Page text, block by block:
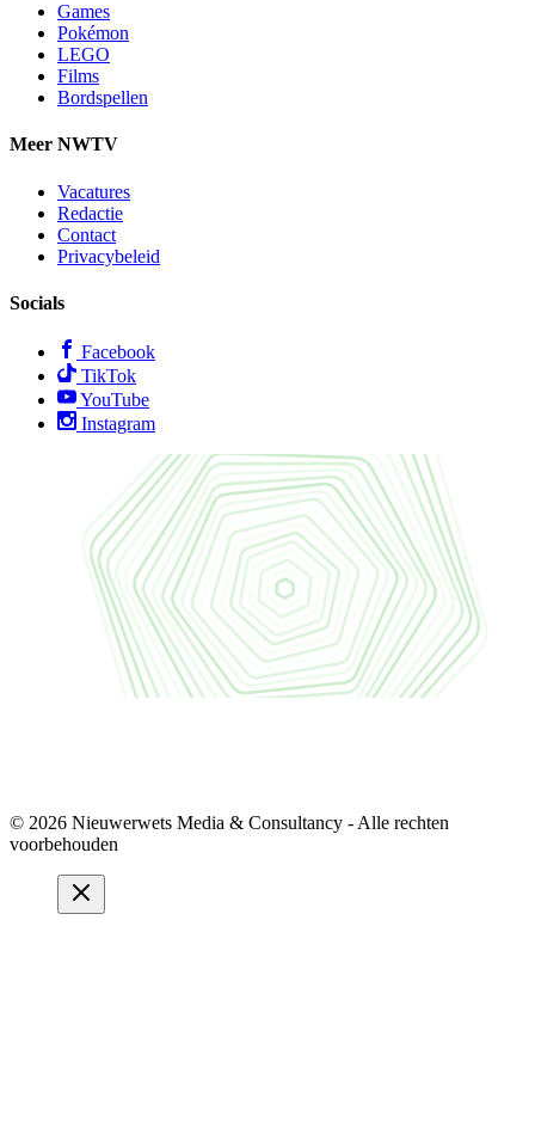
Games
Pokémon
LEGO
Films
Bordspellen
Meer NWTV
Vacatures
Redactie
Contact
Privacybeleid
Socials
Facebook
TikTok
YouTube
Instagram
© 2026 Nieuwerwets Media & Consultancy - Alle rechten
voorbehouden